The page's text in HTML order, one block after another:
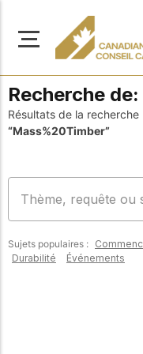
Accédez
À
sur
Recherche de:
Résultats de la recherche
“Mass%20Timber”
Sujets populaires :
Durabilité
Événements